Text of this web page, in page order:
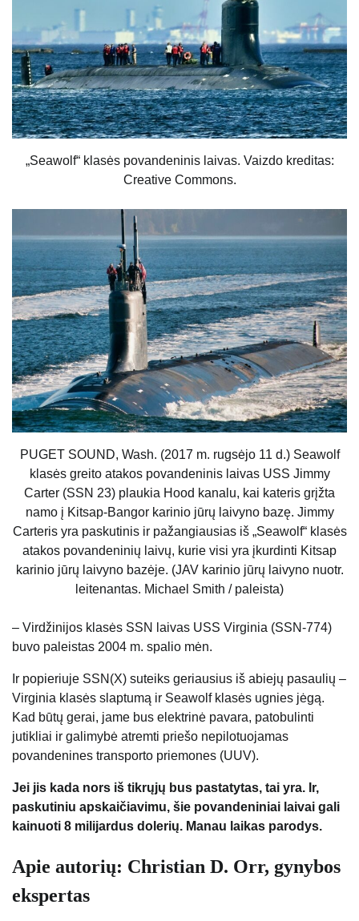
„Seawolf“ klasės povandeninis laivas. Vaizdo kreditas:
Creative Commons.
PUGET SOUND, Wash. (2017 m. rugsėjo 11 d.) Seawolf
klasės greito atakos povandeninis laivas USS Jimmy
Carter (SSN 23) plaukia Hood kanalu, kai kateris grįžta
namo į Kitsap-Bangor karinio jūrų laivyno bazę. Jimmy
Carteris yra paskutinis ir pažangiausias iš „Seawolf“ klasės
atakos povandeninių laivų, kurie visi yra įkurdinti Kitsap
karinio jūrų laivyno bazėje. (JAV karinio jūrų laivyno nuotr.
leitenantas. Michael Smith / paleista)
– Virdžinijos klasės SSN laivas USS Virginia (SSN-774)
buvo paleistas 2004 m. spalio mėn.
Ir popieriuje SSN(X) suteiks geriausius iš abiejų pasaulių –
Virginia klasės slaptumą ir Seawolf klasės ugnies jėgą.
Kad būtų gerai, jame bus elektrinė pavara, patobulinti
jutikliai ir galimybė atremti priešo nepilotuojamas
povandenines transporto priemones (UUV).
Jei jis kada nors iš tikrųjų bus pastatytas, tai yra. Ir,
paskutiniu apskaičiavimu, šie povandeniniai laivai gali
kainuoti 8 milijardus dolerių. Manau laikas parodys.
Apie autorių: Christian D. Orr, gynybos
ekspertas